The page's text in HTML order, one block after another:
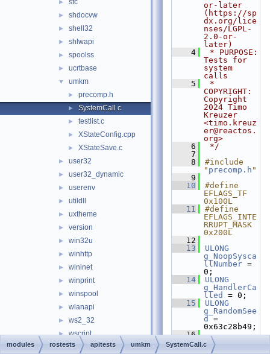
► sfc
► shdocvw
► shell32
► shlwapi
► spoolss
► ucrtbase
▼ umkm
► precomp.h
► SystemCall.c
► testlist.c
► XStateConfig.cpp
► XStateSave.c
► user32
► user32_dynamic
► userenv
► utildll
► uxtheme
► version
► win32u
► winhttp
► wininet
► winprint
► winspool
► wlanapi
► ws2_32
► wscript
► zipfldr
or-later
(https://sp
dx.org/lice
nses/LGPL-
2.0-or-
later)
    4
* PURPOSE:
Tests for
system
calls
    5
*
COPYRIGHT:
Copyright
2024 Timo
Kreuzer
<timo.kreuz
er@reactos.
org>
    6
*/
    7
    8
#include
" precomp.h "
    9
   10
#define
EFLAGS_TF
0x100L
   11
#define
EFLAGS_INTE
RRUPT_MASK
0x200L
   12
   13
ULONG
g_NoopSysca
llNumber =
0;
   14
ULONG
g_HandlerCa
lled
= 0;
   15
ULONG
g_RandomSee
d
=
0x63c28b49;
   16
   17
VOID
   18
DoSyscallAn
modules rostests apitests umkm SystemCall.c